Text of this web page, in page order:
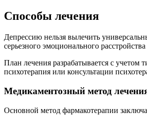
Способы лечения
Депрессию нельзя вылечить
серьезного эмоционального
План лечения разрабатывается с учетом
психотерапия или консультации
Медикаментозный метод
Основной метод фармакотерапии